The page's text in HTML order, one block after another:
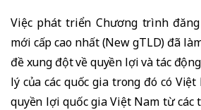
Việc phát triển Chương trình
mới cấp cao nhất (New gTLD) đã
đề xung đột về quyền lợi và tác
lý của các quốc gia trong đó có
quyền lợi quốc gia Việt Nam từ các